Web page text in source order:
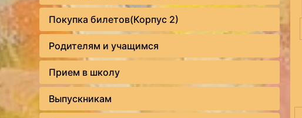
Покупка билетов(Корпус 2)
Родителям и учащимся
Прием в школу
Выпускникам